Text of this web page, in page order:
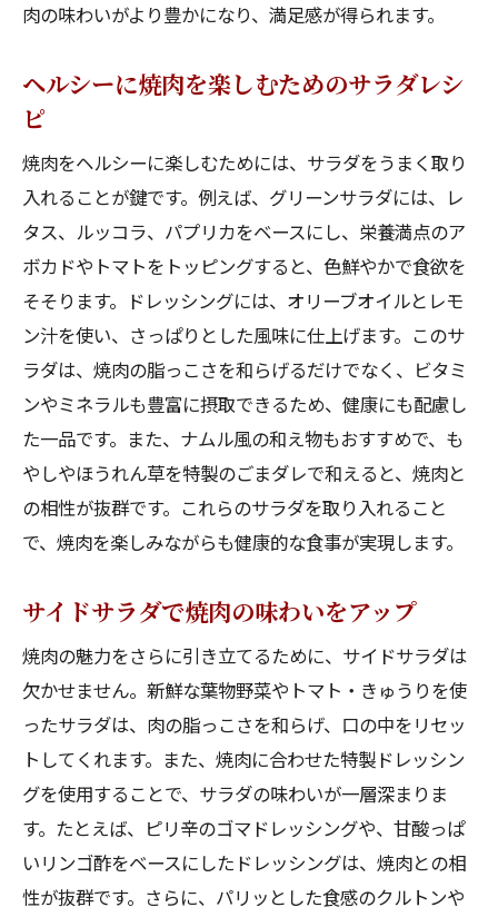
肉の味わいがより豊かになり、満足感が得られます。
ヘルシーに焼肉を楽しむためのサラダレシ
ピ
焼肉をヘルシーに楽しむためには、サラダをうまく取り
入れることが鍵です。例えば、グリーンサラダには、レ
タス、ルッコラ、パプリカをベースにし、栄養満点のア
ボカドやトマトをトッピングすると、色鮮やかで食欲を
そそります。ドレッシングには、オリーブオイルとレモ
ン汁を使い、さっぱりとした風味に仕上げます。このサ
ラダは、焼肉の脂っこさを和らげるだけでなく、ビタミ
ンやミネラルも豊富に摂取できるため、健康にも配慮し
た一品です。また、ナムル風の和え物もおすすめで、も
やしやほうれん草を特製のごまダレで和えると、焼肉と
の相性が抜群です。これらのサラダを取り入れること
で、焼肉を楽しみながらも健康的な食事が実現します。
サイドサラダで焼肉の味わいをアップ
焼肉の魅力をさらに引き立てるために、サイドサラダは
欠かせません。新鮮な葉物野菜やトマト・きゅうりを使
ったサラダは、肉の脂っこさを和らげ、口の中をリセッ
トしてくれます。また、焼肉に合わせた特製ドレッシン
グを使用することで、サラダの味わいが一層深まりま
す。たとえば、ピリ辛のゴマドレッシングや、甘酸っぱ
いリンゴ酢をベースにしたドレッシングは、焼肉との相
性が抜群です。さらに、パリッとした食感のクルトンや